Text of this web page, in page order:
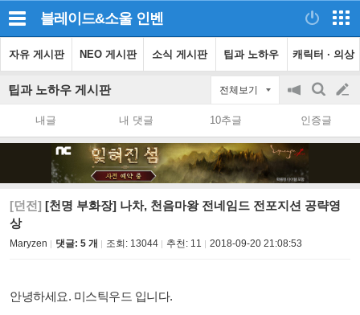
블레이드&소울 인벤
자유 게시판 NEO 게시판 소식 게시판 팁과 노하우 캐릭터 · 의상
팁과 노하우 게시판 전체보기
공
on/off
검
색
글
쓰
내글 내 댓글 10추글 인증글
[던전] [천명 부화장] 나차, 천음마왕 전네임드 전포지션 공략영
상
Maryzen 댓글: 5 개 조회: 13044 추천: 11 2018-09-20 21:08:53
안녕하세요. 미스틱우드 입니다.